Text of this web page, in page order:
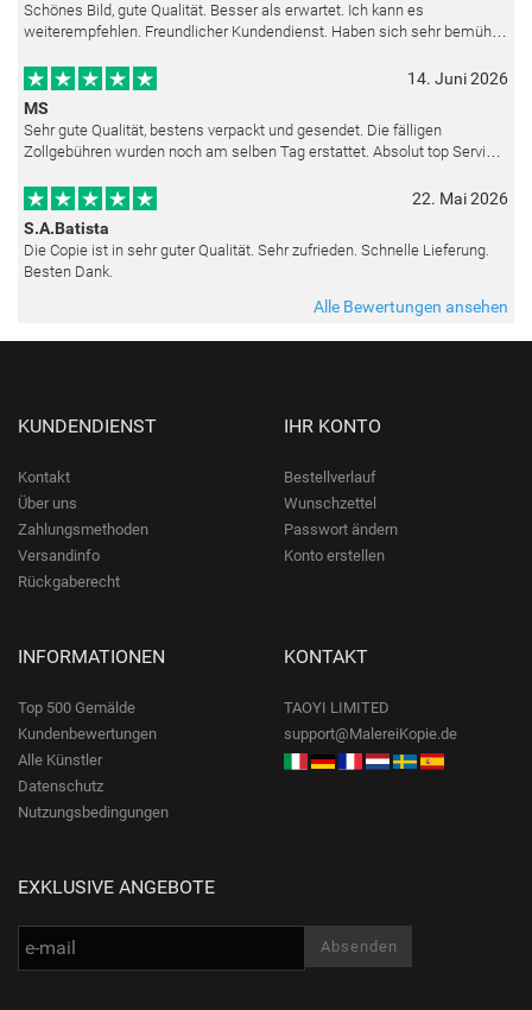
Schönes Bild, gute Qualität. Besser als erwartet. Ich kann es
weiterempfehlen. Freundlicher Kundendienst. Haben sich sehr bemüht
14. Juni 2026
MS
Sehr gute Qualität, bestens verpackt und gesendet. Die fälligen
Zollgebühren wurden noch am selben Tag erstattet. Absolut top Service
22. Mai 2026
S.A.Batista
Die Copie ist in sehr guter Qualität. Sehr zufrieden. Schnelle Lieferung.
Besten Dank.
Alle Bewertungen ansehen
KUNDENDIENST
Kontakt
Über uns
Zahlungsmethoden
Versandinfo
Rückgaberecht
IHR KONTO
Bestellverlauf
Wunschzettel
Passwort ändern
Konto erstellen
INFORMATIONEN
Top 500 Gemälde
Kundenbewertungen
Alle Künstler
Datenschutz
Nutzungsbedingungen
KONTAKT
TAOYI LIMITED
support@MalereiKopie.de
EXKLUSIVE ANGEBOTE